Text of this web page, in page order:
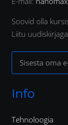
Soovid olla
Liitu
Info
Tehnoloogia